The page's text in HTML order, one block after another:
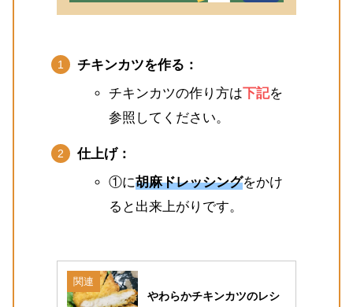
チキンカツを作る：
チキンカツの作り方は下記を
参照してください。
仕上げ：
①に胡麻ドレッシングをかけ
ると出来上がりです。
関連
やわらかチキンカツのレシ